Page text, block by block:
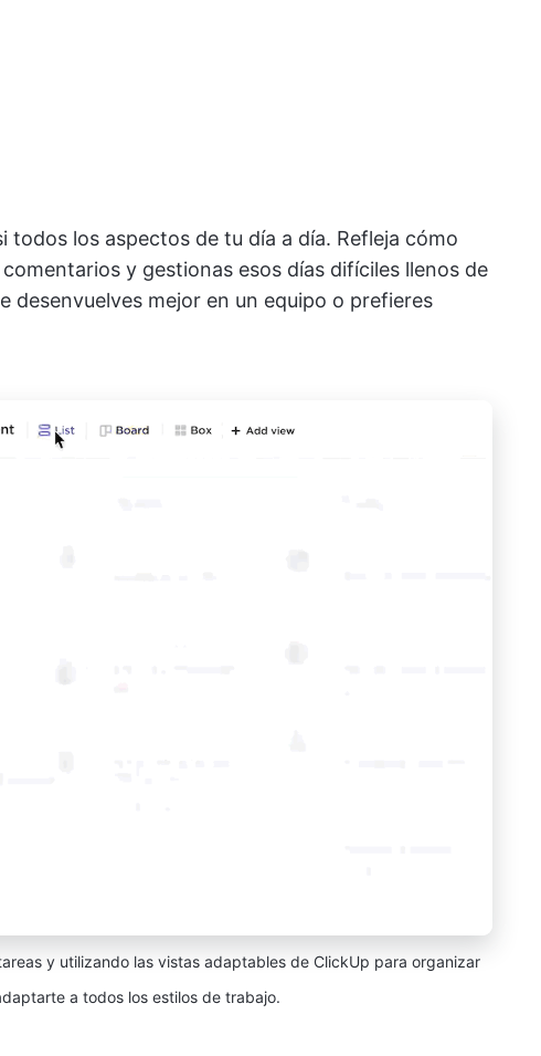
todos los aspectos de tu día a día. Refleja cómo
y gestionas esos días difíciles llenos de
desenvuelves mejor en un equipo o prefieres
y utilizando las vistas adaptables de ClickUp para organizar
a todos los estilos de trabajo.